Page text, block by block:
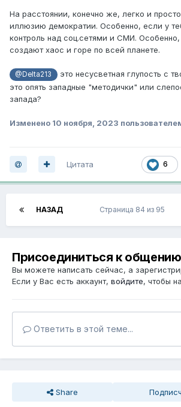
На расстоянии, конечно же, легко и
иллюзию демократии. Особенно, если у
контроль над соц.сетями и СМИ.
создают хаос и горе по всей планете.
@Delta213
это несусветная глупость с
это опять западные "методички" или
запада?
Изменено 10 ноября, 2023
6
Цитата
НАЗАД Страница 84 из 95
Присоединиться к общению
Вы можете написать сейчас, а
Если у Вас есть аккаунт, войдите, чтобы
Ответить в этой теме...
Share